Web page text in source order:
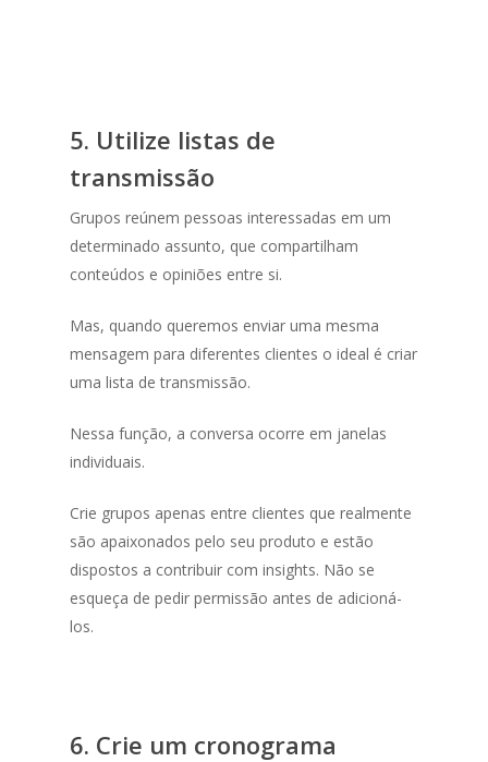
5. Utilize listas de
transmissão
Grupos reúnem pessoas interessadas em um
determinado assunto, que compartilham
conteúdos e opiniões entre si.
Mas, quando queremos enviar uma mesma
mensagem para diferentes clientes o ideal é criar
uma lista de transmissão.
Nessa função, a conversa ocorre em janelas
individuais.
Crie grupos apenas entre clientes que realmente
são apaixonados pelo seu produto e estão
dispostos a contribuir com insights. Não se
esqueça de pedir permissão antes de adicioná-
los.
6. Crie um cronograma